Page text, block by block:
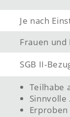
Je nach
Frauen und
SGB II-
Teilhabe